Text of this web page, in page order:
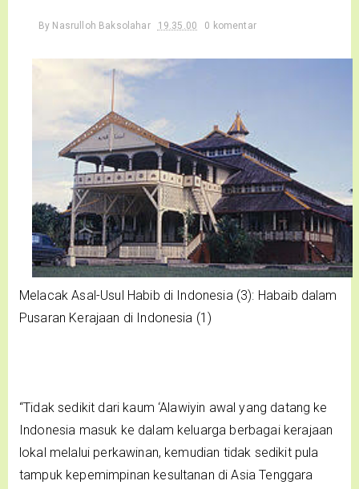
By Nasrulloh Baksolahar 19.35.00 0 komentar
Melacak Asal-Usul Habib di Indonesia (3): Habaib dalam
Pusaran Kerajaan di Indonesia (1)
“Tidak sedikit dari kaum ‘Alawiyin awal yang datang ke
Indonesia masuk ke dalam keluarga berbagai kerajaan
lokal melalui perkawinan, kemudian tidak sedikit pula
tampuk kepemimpinan kesultanan di Asia Tenggara